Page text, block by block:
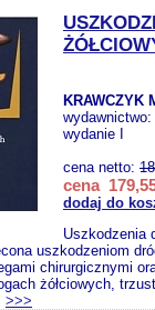
KRAWCZYK
wydawnictwo:
wydanie I
cena netto:
cena
dodaj do
Uszkodzenia
uszkodzeniom
chirurgicznymi
żółciowych,
>>>